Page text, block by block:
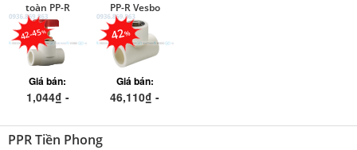
toàn PP-R
Vesbo
42-45
Giá bán:
1,044₫ -
PP-R Vesbo
42
Giá bán:
46,110₫ -
PPR Tiền Phong